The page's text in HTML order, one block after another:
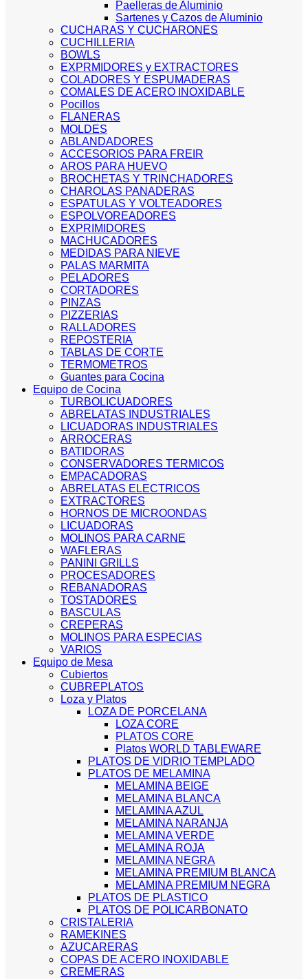
Paelleras de Aluminio
Sartenes y Cazos de Aluminio
CUCHARAS Y CUCHARONES
CUCHILLERIA
BOWLS
EXPRMIDORES y EXTRACTORES
COLADORES Y ESPUMADERAS
COMALES DE ACERO INOXIDABLE
Pocillos
FLANERAS
MOLDES
ABLANDADORES
ACCESORIOS PARA FREIR
AROS PARA HUEVO
BROCHETAS Y TRINCHADORES
CHAROLAS PANADERAS
ESPATULAS Y VOLTEADORES
ESPOLVOREADORES
EXPRIMIDORES
MACHUCADORES
MEDIDAS PARA NIEVE
PALAS MARMITA
PELADORES
CORTADORES
PINZAS
PIZZERIAS
RALLADORES
REPOSTERIA
TABLAS DE CORTE
TERMOMETROS
Guantes para Cocina
Equipo de Cocina
TURBOLICUADORES
ABRELATAS INDUSTRIALES
LICUADORAS INDUSTRIALES
ARROCERAS
BATIDORAS
CONSERVADORES TERMICOS
EMPACADORAS
ABRELATAS ELECTRICOS
EXTRACTORES
HORNOS DE MICROONDAS
LICUADORAS
MOLINOS PARA CARNE
WAFLERAS
PANINI GRILLS
PROCESADORES
REBANADORAS
TOSTADORES
BASCULAS
CREPERAS
MOLINOS PARA ESPECIAS
VARIOS
Equipo de Mesa
Cubiertos
CUBREPLATOS
Loza y Platos
LOZA DE PORCELANA
LOZA CORE
PLATOS CORE
Platos WORLD TABLEWARE
PLATOS DE VIDRIO TEMPLADO
PLATOS DE MELAMINA
MELAMINA BEIGE
MELAMINA BLANCA
MELAMINA AZUL
MELAMINA NARANJA
MELAMINA VERDE
MELAMINA ROJA
MELAMINA NEGRA
MELAMINA PREMIUM BLANCA
MELAMINA PREMIUM NEGRA
PLATOS DE PLASTICO
PLATOS DE POLICARBONATO
CRISTALERIA
RAMEKINES
AZUCARERAS
COPAS DE ACERO INOXIDABLE
CREMERAS